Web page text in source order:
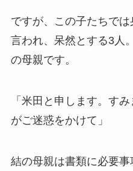
ですが、この子たちで
言われ、呆然とする3人
の母親です。
「米田と申します。す
がご迷惑をかけて」
結の母親は書類に必要